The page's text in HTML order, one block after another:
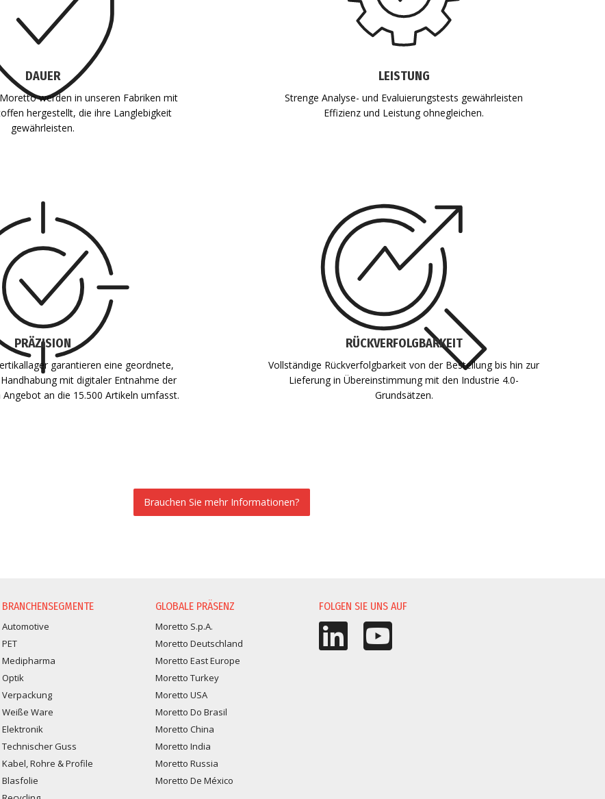
DAUER
werden in unseren Fabriken mit
hergestellt, die ihre Langlebigkeit
gewährleisten.
LEISTUNG
Strenge Analyse- und Evaluierungstests gewährleisten
Effizienz und Leistung ohnegleichen.
PRÄZISION
garantieren eine geordnete,
mit digitaler Entnahme der
an die 15.500 Artikeln umfasst.
RÜCKVERFOLGBARKEIT
Vollständige Rückverfolgbarkeit von der Bestellung bis hin zur
Lieferung in Übereinstimmung mit den Industrie 4.0-
Grundsätzen.
Brauchen Sie mehr Informationen?
BRANCHENSEGMENTE
Automotive
PET
Medipharma
Optik
Verpackung
Weiße Ware
Elektronik
Technischer Guss
Kabel, Rohre & Profile
Blasfolie
GLOBALE PRÄSENZ
Moretto S.p.A.
Moretto Deutschland
Moretto East Europe
Moretto Turkey
Moretto USA
Moretto Do Brasil
Moretto China
Moretto India
Moretto Russia
Moretto De México
FOLGEN SIE UNS AUF